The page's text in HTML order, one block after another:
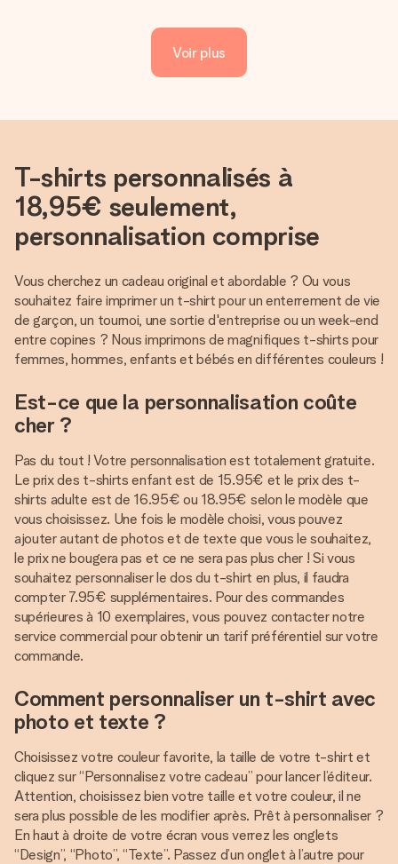
Voir plus
T-shirts personnalisés à
18,95€ seulement,
personnalisation comprise
Vous cherchez un cadeau original et abordable ? Ou vous
souhaitez faire imprimer un t-shirt pour un enterrement de vie
de garçon, un tournoi, une sortie d'entreprise ou un week-end
entre copines ? Nous imprimons de magnifiques t-shirts pour
femmes, hommes, enfants et bébés en différentes couleurs !
Est-ce que la personnalisation coûte
cher ?
Pas du tout ! Votre personnalisation est totalement gratuite.
Le prix des t-shirts enfant est de 15.95€ et le prix des t-
shirts adulte est de 16.95€ ou 18.95€ selon le modèle que
vous choisissez. Une fois le modèle choisi, vous pouvez
ajouter autant de photos et de texte que vous le souhaitez,
le prix ne bougera pas et ce ne sera pas plus cher ! Si vous
souhaitez personnaliser le dos du t-shirt en plus, il faudra
compter 7.95€ supplémentaires. Pour des commandes
supérieures à 10 exemplaires, vous pouvez contacter notre
service commercial pour obtenir un tarif préférentiel sur votre
commande.
Comment personnaliser un t-shirt avec
photo et texte ?
Choisissez votre couleur favorite, la taille de votre t-shirt et
cliquez sur “Personnalisez votre cadeau” pour lancer l’éditeur.
Attention, choisissez bien votre taille et votre couleur, il ne
sera plus possible de les modifier après. Prêt à personnaliser ?
En haut à droite de votre écran vous verrez les onglets
“Design”, “Photo”, “Texte”. Passez d’un onglet à l’autre pour